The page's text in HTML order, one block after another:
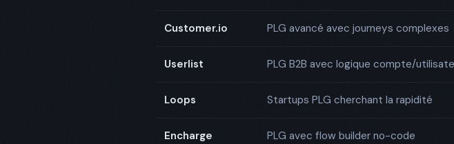
Customer.io PLG avancé avec journeys complexes
Userlist PLG B2B avec logique compte/
Loops Startups PLG cherchant la rapidité
Encharge PLG avec flow builder no-code